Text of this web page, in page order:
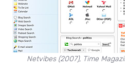
Netvibes (2007), Time